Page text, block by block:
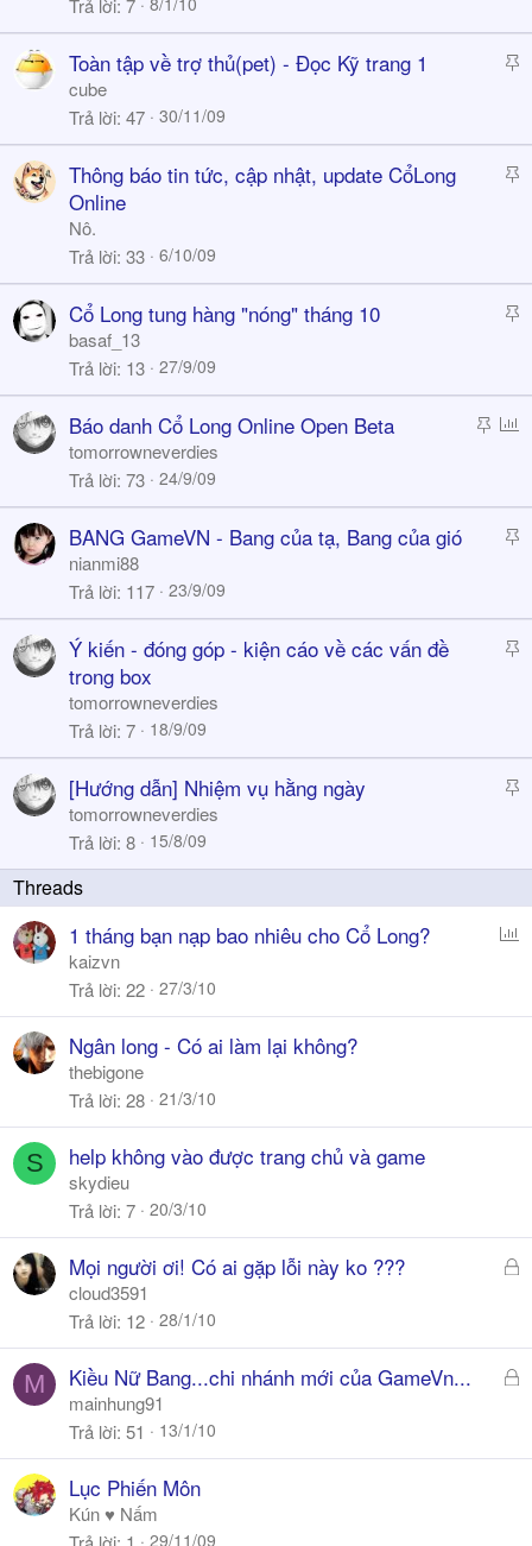
c
k
Trả lời 7
S
c
k
Toàn tập về trợ thủ(pet) - Đọc Kỹ trang 1
cube
Trả lời 47 30/11/09
S
k
y
Thông báo tin tức, cập nhật, update CổLong
Online
Nô.
Trả lời 33 6/10/09
S
c
Cổ Long tung hàng "nóng" tháng 10
basaf_13
Trả lời 13 27/9/09
S
c
l
Báo danh Cổ Long Online Open Beta
tomorrowneverdies
Trả lời 73 24/9/09
S
c
k
BANG GameVN - Bang của tạ, Bang của gió
nianmi88
Trả lời 117 23/9/09
S
k
y
Ý kiến - đóng góp - kiện cáo về các vấn đề
trong box
tomorrowneverdies
Trả lời 7 18/9/09
S
c
y
[Hướng dẫn] Nhiệm vụ hằng ngày
tomorrowneverdies
Trả lời 8 15/8/09
l
1 tháng bạn nạp bao nhiêu cho Cổ Long?
kaizvn
Trả lời 22 27/3/10
Ngân long - Có ai làm lại không?
thebigone
Trả lời 28 21/3/10
S help không vào được trang chủ và game
skydieu
Trả lời 7 20/3/10
Đ
h
a
Mọi người ơi! Có ai gặp lỗi này ko ???
cloud3591
Trả lời 12 28/1/10
M
Đ
h
Kiều Nữ Bang...chi nhánh mới của GameVn...
mainhung91
Trả lời 51 13/1/10
Lục Phiến Môn
Kún ♥ Nấm
29/11/09